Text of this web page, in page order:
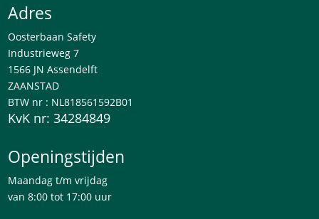
Adres
Oosterbaan Safety
Industrieweg 7
1566 JN Assendelft
ZAANSTAD
BTW nr : NL818561592B01
KvK nr: 34284849
Openingstijden
Maandag t/m vrijdag
van 8:00 tot 17:00 uur